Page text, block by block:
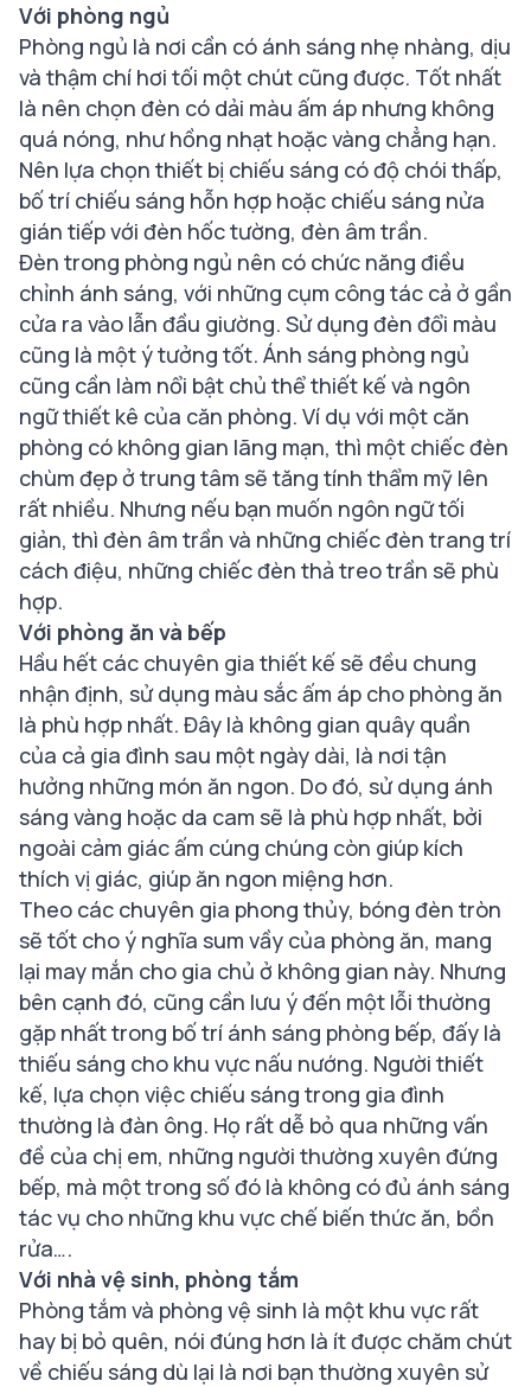
Với phòng ngủ
Phòng ngủ là nơi cần có ánh sáng nhẹ nhàng, dịu
và thậm chí hơi tối một chút cũng được. Tốt nhất
là nên chọn đèn có dải màu ấm áp nhưng không
quá nóng, như hồng nhạt hoặc vàng chẳng hạn.
Nên lựa chọn thiết bị chiếu sáng có độ chói thấp,
bố trí chiếu sáng hỗn hợp hoặc chiếu sáng nửa
gián tiếp với đèn hốc tường, đèn âm trần.
Đèn trong phòng ngủ nên có chức năng điều
chỉnh ánh sáng, với những cụm công tác cả ở gần
cửa ra vào lẫn đầu giường. Sử dụng đèn đổi màu
cũng là một ý tưởng tốt. Ánh sáng phòng ngủ
cũng cần làm nổi bật chủ thể thiết kế và ngôn
ngữ thiết kê của căn phòng. Ví dụ với một căn
phòng có không gian lãng mạn, thì một chiếc đèn
chùm đẹp ở trung tâm sẽ tăng tính thẩm mỹ lên
rất nhiều. Nhưng nếu bạn muốn ngôn ngữ tối
giản, thì đèn âm trần và những chiếc đèn trang trí
cách điệu, những chiếc đèn thả treo trần sẽ phù
hợp.
Với phòng ăn và bếp
Hầu hết các chuyên gia thiết kế sẽ đều chung
nhận định, sử dụng màu sắc ấm áp cho phòng ăn
là phù hợp nhất. Đây là không gian quây quần
của cả gia đình sau một ngày dài, là nơi tận
hưởng những món ăn ngon. Do đó, sử dụng ánh
sáng vàng hoặc da cam sẽ là phù hợp nhất, bởi
ngoài cảm giác ấm cúng chúng còn giúp kích
thích vị giác, giúp ăn ngon miệng hơn.
Theo các chuyên gia phong thủy, bóng đèn tròn
sẽ tốt cho ý nghĩa sum vầy của phòng ăn, mang
lại may mắn cho gia chủ ở không gian này. Nhưng
bên cạnh đó, cũng cần lưu ý đến một lỗi thường
gặp nhất trong bố trí ánh sáng phòng bếp, đấy là
thiếu sáng cho khu vực nấu nướng. Người thiết
kế, lựa chọn việc chiếu sáng trong gia đình
thường là đàn ông. Họ rất dễ bỏ qua những vấn
đề của chị em, những người thường xuyên đứng
bếp, mà một trong số đó là không có đủ ánh sáng
tác vụ cho những khu vực chế biến thức ăn, bồn
rửa….
Với nhà vệ sinh, phòng tắm
Phòng tắm và phòng vệ sinh là một khu vực rất
hay bị bỏ quên, nói đúng hơn là ít được chăm chút
về chiếu sáng dù lại là nơi bạn thường xuyên sử